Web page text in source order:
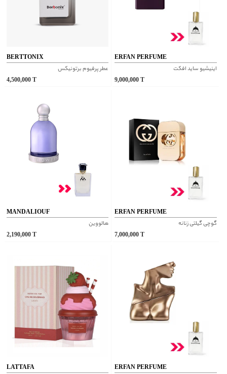
BERTTONIX
عطر پرفیوم برتونیکس
4,500,000
ERFAN PERFUME
اینیشیو ساید افکت
9,000,000
MANDALIOUF
هالووین
2,190,000
ERFAN PERFUME
گوچی گیلتی زنانه
7,000,000
LATTAFA ERFAN PERFUME